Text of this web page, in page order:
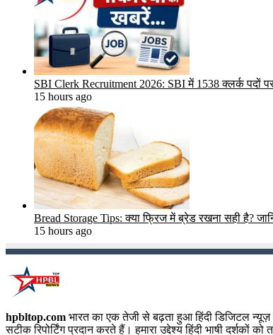
SBI Clerk Recruitment 2026: SBI में 1538 क्लर्क पदों
15 hours ago
Bread Storage Tips: क्या फ्रिज में ब्रेड रखना सही है?
15 hours ago
hpbltop.com भारत का एक तेजी से बढ़ता हुआ हिंदी डिजिटल
सटीक रिपोर्टिंग प्रदान करते हैं। हमारा उद्देश्य हिंदी भाषी